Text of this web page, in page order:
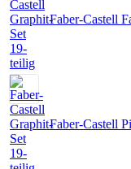
Faber-Castell
Faber-Castell